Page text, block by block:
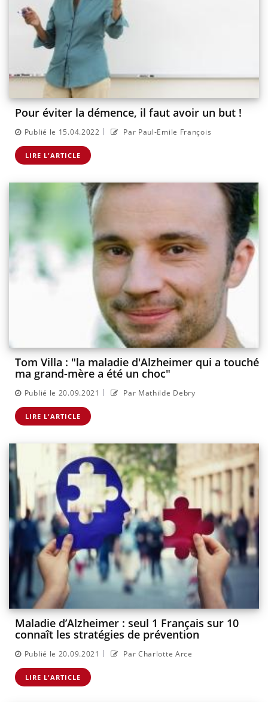
Pour éviter la démence, il faut avoir un but !
Publié le 15.04.2022 | Par Paul-Emile François
LIRE L'ARTICLE
Tom Villa : "la maladie d'Alzheimer qui a touché
ma grand-mère a été un choc"
Publié le 20.09.2021 | Par Mathilde Debry
LIRE L'ARTICLE
Maladie d’Alzheimer : seul 1 Français sur 10
connaît les stratégies de prévention
Publié le 20.09.2021 | Par Charlotte Arce
LIRE L'ARTICLE